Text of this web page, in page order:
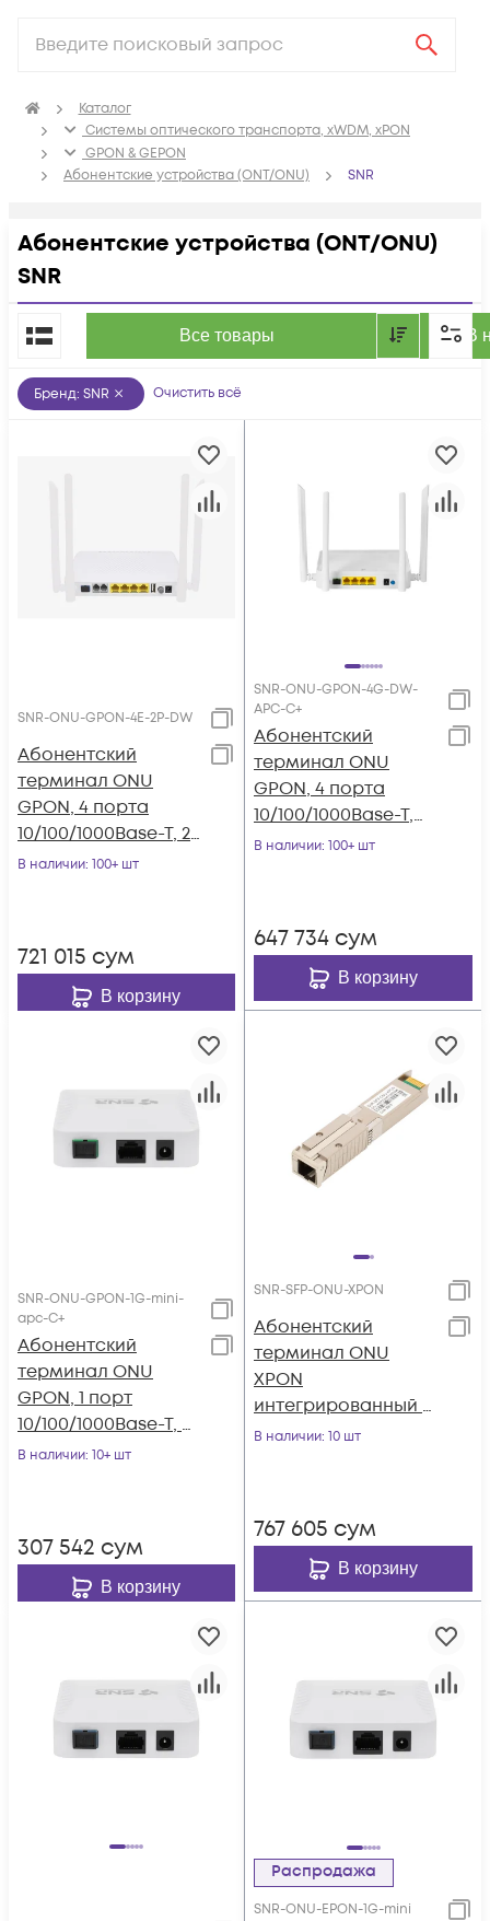
Каталог
Системы оптического транспорта, xWDM, xPON
GPON & GEPON
Абонентские устройства (ONT/ONU)
SNR
Абонентские устройства (ONT/ONU)
SNR
Все товары В
По популярности
Бренд: SNR Очистить всё
SNR-ONU-GPON-4E-2P-DW
Абонентский
терминал ONU
GPON, 4 порта
10/100/1000Base-T, 2
порта POTS, WiFi
В наличии: 100+ шт
721 015 сум
В корзину
SNR-ONU-GPON-4G-DW-
APC-C+
Абонентский
терминал ONU
GPON, 4 порта
10/100/1000Base-T,
WiFi 2.4/5, С+
В наличии: 100+ шт
647 734 сум
В корзину
SNR-ONU-GPON-1G-mini-
apc-C+
Абонентский
терминал ONU
GPON, 1 порт
10/100/1000Base-T, в
мини корпусе.
В наличии: 10+ шт
307 542 сум
В корзину
SNR-SFP-ONU-XPON
Абонентский
терминал ONU
XPON
интегрированный в
SFP модуль
В наличии: 10 шт
767 605 сум
В корзину
Распродажа
SNR-ONU-EPON-1G-mini